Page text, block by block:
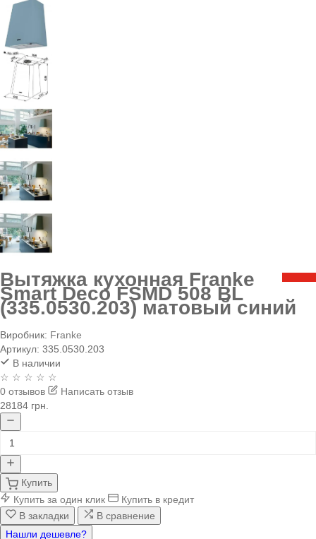
Вытяжка кухонная Franke
Smart Deco FSMD 508 BL
(335.0530.203) матовый синий
Виробник: Franke
Артикул: 335.0530.203
В наличии
☆ ☆ ☆ ☆ ☆
0 отзывов
Написать отзыв
28184 грн.
Купить
Купить за один клик
Купить в кредит
В закладки
В сравнение
Нашли дешевле?